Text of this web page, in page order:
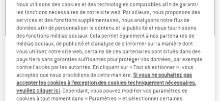
5,0(4)
5,0 (2)
ON - Women's Movement Bra - Brassière
(0)
Nous utilisons des cookies et des technologies comparables afin de garantir
les fonctions nécessaires de notre site web. Par ailleurs, nous proposons des
services et des fonctions supplémentaires, nous analysons notre flux de
données afin de personnaliser le contenu et la publicité et nous fournissons
des fonctions médias sociaux. Cela permet également à nos partenaires de
médias sociaux, de publicité et d'analyse de s'informer sur la manière dont
vous utilisez notre site web; certains de ces partenaires sont situés dans des
pays tiers sans garanties suffisantes pour protéger vos données, par exemple
contre l'accès par les autorités. En cliquant sur « Tout sélectionner », vous
acceptez que nous procédions de cette manière.Si vous ne souhaitez pas
accepter les cookies à l’exception des cookies techniquement nécessaires,
veuillez cliquer ici. Cependant, vous pouvez modifier vos paramètres de
cookies à tout moment dans « Paramètres » et sélectionner certaines